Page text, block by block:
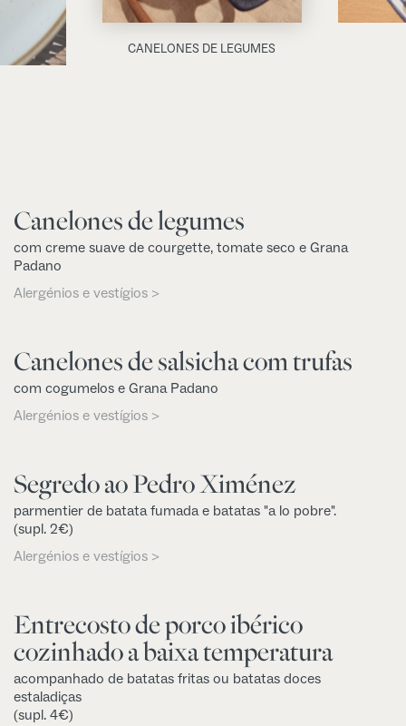
CANELONES DE LEGUMES
Canelones de legumes
com creme suave de courgette, tomate seco e Grana
Padano
Alergénios e vestígios >
Canelones de salsicha com trufas
com cogumelos e Grana Padano
Alergénios e vestígios >
Segredo ao Pedro Ximénez
parmentier de batata fumada e batatas "a lo pobre".
(supl. 2€)
Alergénios e vestígios >
Entrecosto de porco ibérico
cozinhado a baixa temperatura
acompanhado de batatas fritas ou batatas doces
estaladiças
(supl. 4€)